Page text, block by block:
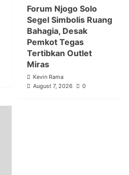
Forum Njogo Solo
Segel Simbolis Ruang
Bahagia, Desak
Pemkot Tegas
Tertibkan Outlet
Miras
Kevin Rama
August 7, 2026
0